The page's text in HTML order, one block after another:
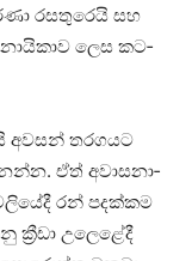
රස­තු­රෙයි සහ
ලෙස කට­
අව­සන් තර­ග­යට
ඒත් අවා­ස­නා­
රන් පද­ක්කම
උලෙ­ළේදී